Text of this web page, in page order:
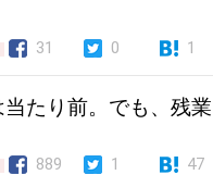
31 0 1
たり前。でも、残業
889 1 47